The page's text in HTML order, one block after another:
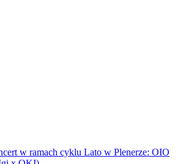
w ramach cyklu Lato w Plenerze: OIO